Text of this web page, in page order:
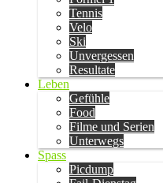
Tennis
Velo
Ski
Unvergessen
Resultate
Leben
Gefühle
Food
Filme und Serien
Unterwegs
Spass
Picdump